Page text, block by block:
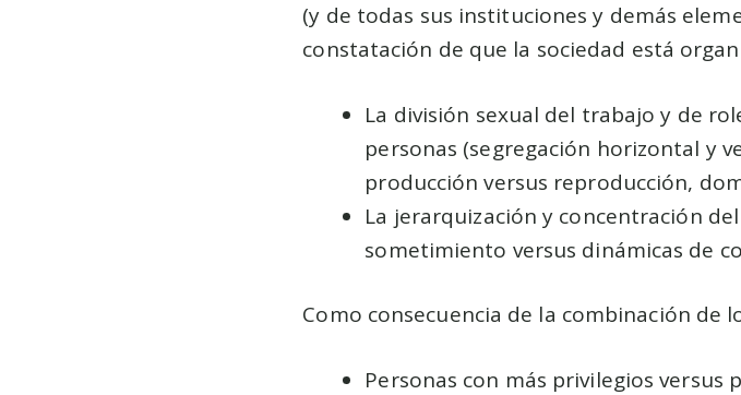
(y de todas sus instituciones y demás
constatación de que la sociedad está
La división sexual del trabajo y de
personas (segregación horizontal y
producción versus reproducción,
La jerarquización y concentración
sometimiento versus dinámicas de
Como consecuencia de la combinación de
Personas con más privilegios versus